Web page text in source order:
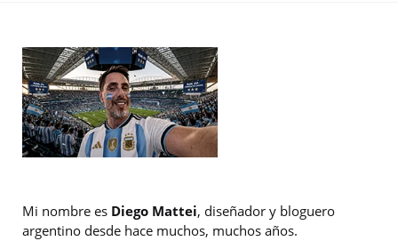
Mi nombre es Diego Mattei, diseñador y bloguero
argentino desde hace muchos, muchos años.